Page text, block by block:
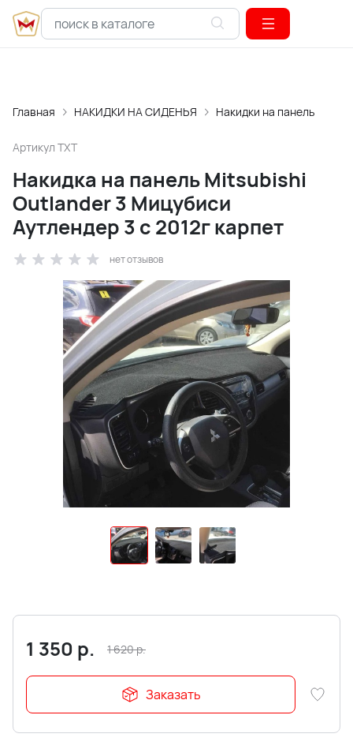
Главная НАКИДКИ НА СИДЕНЬЯ Накидки на панель
Артикул TXT
Накидка на панель Mitsubishi
Outlander 3 Мицубиси
Аутлендер 3 с 2012г карпет
нет отзывов
1 350 р. 1 620р.
Заказать